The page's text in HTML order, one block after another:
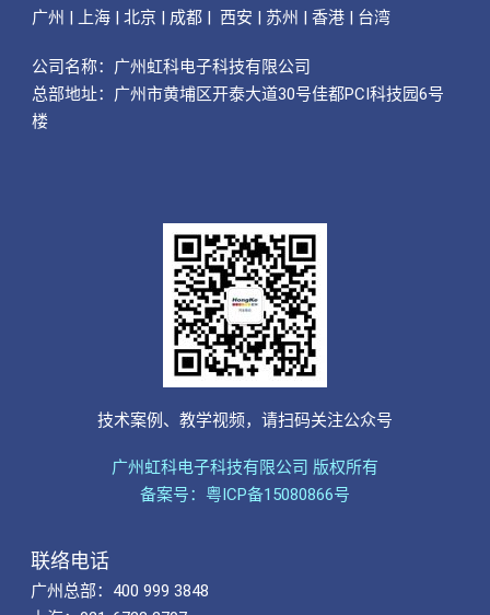
广州 | 上海 | 北京 | 成都 | 西安 | 苏州 | 香港 | 台湾
公司名称： 广州虹科电子科技有限公司
总部地址：广州市黄埔区开泰大道30号佳都PCI科技园6号
楼
技术案例、教学视频，请扫码关注公众号
广州虹科电子科技有限公司 版权所有
备案号：粤ICP备15080866号
联络电话
广州总部：400 999 3848